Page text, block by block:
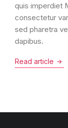
quis imperdiet
consectetur
sed pharetra
dapibus.
Read article